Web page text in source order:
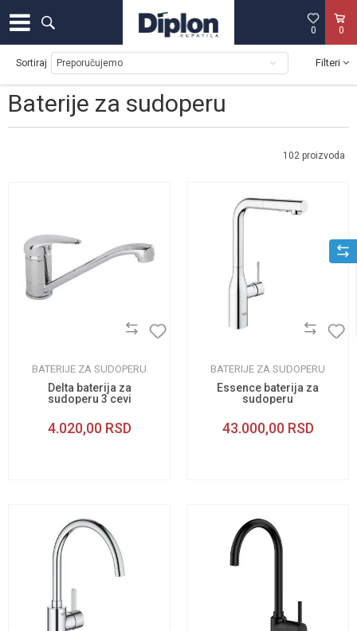
0
0
Baterije za sudoperu
Sortiraj Filteri
102 proizvoda
BATERIJE ZA SUDOPERU
Delta baterija za
sudoperu 3 cevi
4.020,00 RSD
BATERIJE ZA SUDOPERU
Essence baterija za
sudoperu
43.000,00 RSD